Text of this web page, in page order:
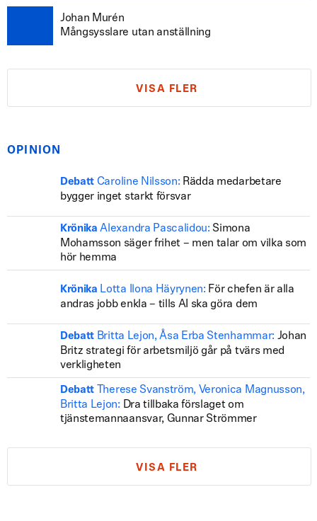
Johan Murén
Mångsysslare utan anställning
VISA FLER
OPINION
Debatt Caroline Nilsson: Rädda medarbetare
bygger inget starkt försvar
Krönika Alexandra Pascalidou: Simona
Mohamsson säger frihet – men talar om vilka som
hör hemma
Krönika Lotta Ilona Häyrynen: För chefen är alla
andras jobb enkla – tills AI ska göra dem
Debatt Britta Lejon, Åsa Erba Stenhammar: Johan
Britz strategi för arbetsmiljö går på tvärs med
verkligheten
Debatt
Therese Svanström, Veronica Magnusson,
Britta Lejon: Dra tillbaka förslaget om
tjänstemannaansvar, Gunnar Strömmer
VISA FLER